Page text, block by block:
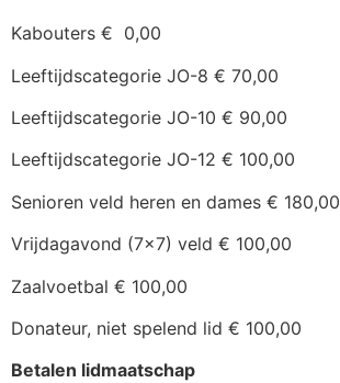
Kabouters € 0,00
Leeftijdscategorie JO-8 € 70,00
Leeftijdscategorie JO-10 € 90,00
Leeftijdscategorie JO-12 € 100,00
Senioren veld heren en dames € 180,00
Vrijdagavond (7×7) veld € 100,00
Zaalvoetbal € 100,00
Donateur, niet spelend lid € 100,00
Betalen lidmaatschap